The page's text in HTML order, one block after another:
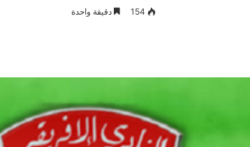
154 دقيقة واحدة